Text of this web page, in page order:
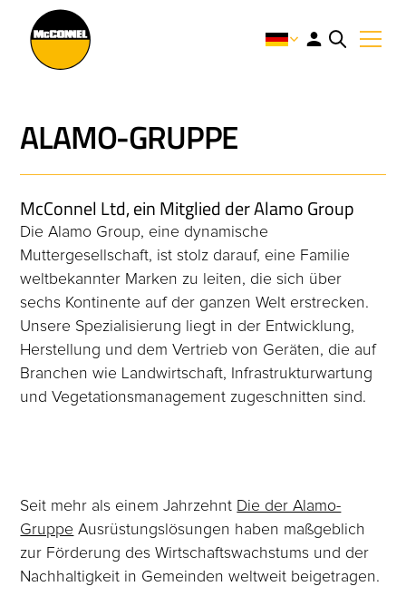
ALAMO-GRUPPE
McConnel Ltd, ein Mitglied der Alamo Group
Die Alamo Group, eine dynamische
Muttergesellschaft, ist stolz darauf, eine Familie
weltbekannter Marken zu leiten, die sich über
sechs Kontinente auf der ganzen Welt erstrecken.
Unsere Spezialisierung liegt in der Entwicklung,
Herstellung und dem Vertrieb von Geräten, die auf
Branchen wie Landwirtschaft, Infrastrukturwartung
und Vegetationsmanagement zugeschnitten sind.
Seit mehr als einem Jahrzehnt Die der Alamo-
Gruppe Ausrüstungslösungen haben maßgeblich
zur Förderung des Wirtschaftswachstums und der
Nachhaltigkeit in Gemeinden weltweit beigetragen.